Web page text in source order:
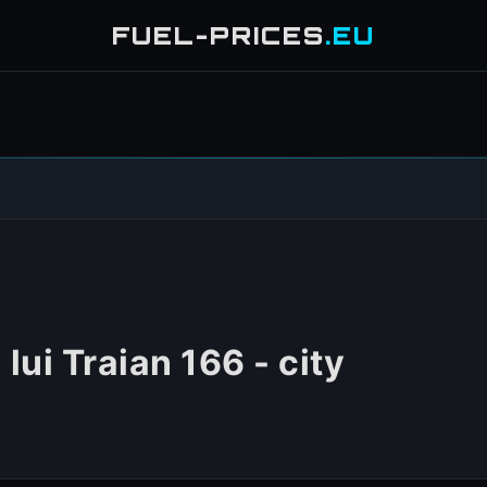
FUEL-PRICES.EU
lui Traian 166 - city